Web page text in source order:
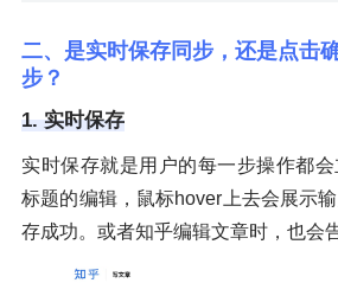
二、是实时保存同步，还是点击
步？
1. 实时保存
实时保存就是用户的每一步操作都
标题的编辑，鼠标hover上去会展示
存成功。或者知乎编辑文章时，也会